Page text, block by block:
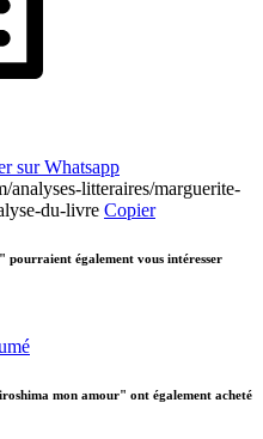
litteraires/marguerite-
du-livre Copier
également vous intéresser
mon amour" ont également acheté